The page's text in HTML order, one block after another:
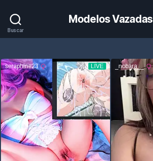
Buscar
Modelos Vazadas